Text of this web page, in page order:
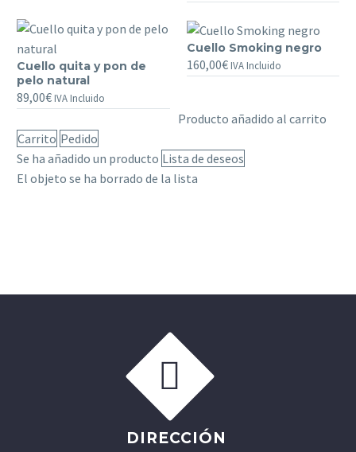
colores
de
colores
Cuello
quita
y
pon
de
pelo
natural
Cuello quita y pon de
pelo natural
89,00€ IVA Incluido
Cuello
Smoking
Cuello Smoking negro
160,00€ IVA Incluido
Producto añadido al carrito
Carrito Pedido
Se ha añadido un producto Lista de deseos
El objeto se ha borrado de la lista


DIRECCIÓN